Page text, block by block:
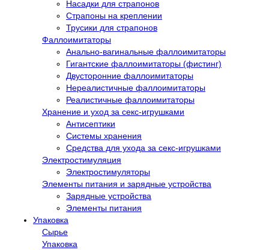
Насадки для страпонов
Страпоны на креплении
Трусики для страпонов
Фаллоимитаторы
Анально-вагинальные фаллоимитаторы
Гигантские фаллоимитаторы (фистинг)
Двусторонние фаллоимитаторы
Нереалистичные фаллоимитаторы
Реалистичные фаллоимитаторы
Хранение и уход за секс-игрушками
Антисептики
Системы хранения
Средства для ухода за секс-игрушками
Электростимуляция
Электростимуляторы
Элементы питания и зарядные устройства
Зарядные устройства
Элементы питания
Упаковка
Сырье
Упаковка